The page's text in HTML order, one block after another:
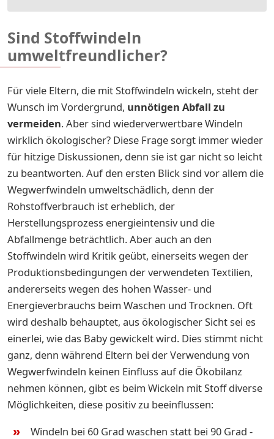
Sind Stoffwindeln
umweltfreundlicher?
Für viele Eltern, die mit Stoffwindeln wickeln, steht der
Wunsch im Vordergrund, unnötigen Abfall zu
vermeiden. Aber sind wiederverwertbare Windeln
wirklich ökologischer? Diese Frage sorgt immer wieder
für hitzige Diskussionen, denn sie ist gar nicht so leicht
zu beantworten. Auf den ersten Blick sind vor allem die
Wegwerfwindeln umweltschädlich, denn der
Rohstoffverbrauch ist erheblich, der
Herstellungsprozess energieintensiv und die
Abfallmenge beträchtlich. Aber auch an den
Stoffwindeln wird Kritik geübt, einerseits wegen der
Produktionsbedingungen der verwendeten Textilien,
andererseits wegen des hohen Wasser- und
Energieverbrauchs beim Waschen und Trocknen. Oft
wird deshalb behauptet, aus ökologischer Sicht sei es
einerlei, wie das Baby gewickelt wird. Dies stimmt nicht
ganz, denn während Eltern bei der Verwendung von
Wegwerfwindeln keinen Einfluss auf die Ökobilanz
nehmen können, gibt es beim Wickeln mit Stoff diverse
Möglichkeiten, diese positiv zu beeinflussen:
Windeln bei 60 Grad waschen statt bei 90 Grad -